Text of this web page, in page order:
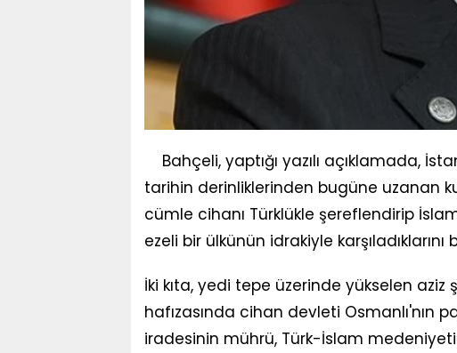
Bahçeli, yaptığı yazılı açıklamada,
tarihin derinliklerinden bugüne uzanan
cümle cihanı Türklükle şereflendirip
ezeli bir ülkünün idrakiyle karşıladıklarını
İki kıta, yedi tepe üzerinde yükselen
hafızasında cihan devleti Osmanlı'nın
iradesinin mührü, Türk-İslam